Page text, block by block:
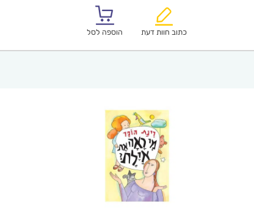
₪64.00.
הוא:
כתוב חוות דעת
הוספה לסל